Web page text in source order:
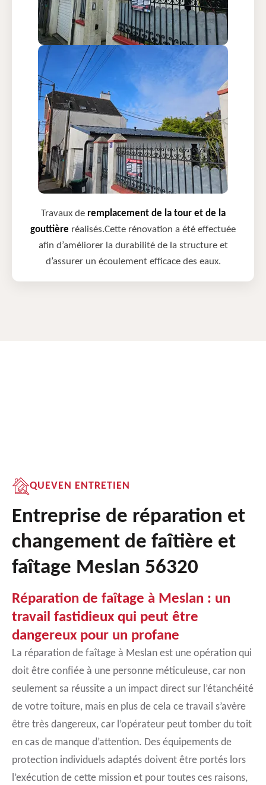
Travaux de remplacement de la tour et de la
gouttière réalisés.Cette rénovation a été effectuée
afin d’améliorer la durabilité de la structure et
d’assurer un écoulement efficace des eaux.
QUEVEN ENTRETIEN
Entreprise de réparation et
changement de faîtière et
faîtage Meslan 56320
Réparation de faîtage à Meslan : un
travail fastidieux qui peut être
dangereux pour un profane
La réparation de faîtage à Meslan est une opération qui
doit être confiée à une personne méticuleuse, car non
seulement sa réussite a un impact direct sur l’étanchéité
de votre toiture, mais en plus de cela ce travail s’avère
être très dangereux, car l’opérateur peut tomber du toit
en cas de manque d’attention. Des équipements de
protection individuels adaptés doivent être portés lors
l’exécution de cette mission et pour toutes ces raisons,